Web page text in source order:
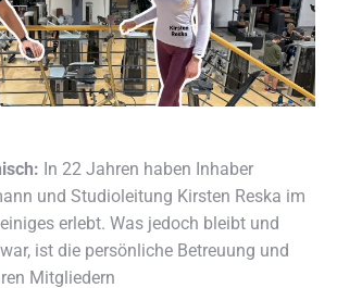
In 22 Jahren haben Inhaber
und Studioleitung Kirsten Reska im
erlebt. Was jedoch bleibt und
ist die persönliche Betreuung und
Mitgliedern